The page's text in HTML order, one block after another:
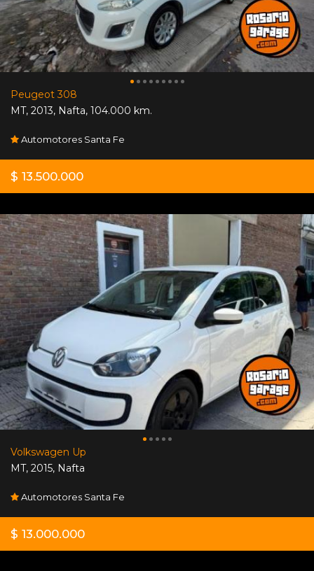
Peugeot 308
MT, 2013, Nafta, 104.000 km.
Automotores Santa Fe
$ 13.500.000
Volkswagen Up
MT, 2015, Nafta
Automotores Santa Fe
$ 13.000.000